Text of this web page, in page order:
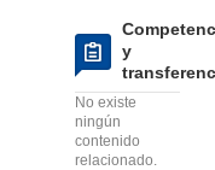
y
No existe
ningún
contenido
relacionado.